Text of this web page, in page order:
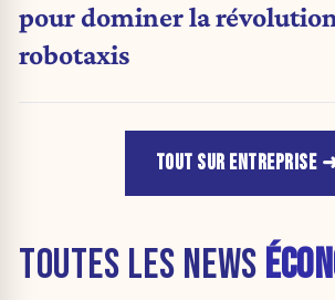
pour dominer la
robotaxis
TOUT SUR ENTREPRISE
TOUTES LES NEWS